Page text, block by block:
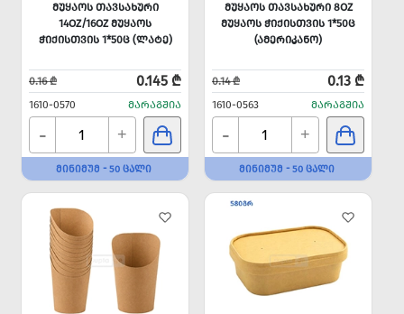
ᲛᲣᲧᲐᲝᲡ ᲗᲐᲕᲡᲐᲮᲣᲠᲘ
14OZ/16OZ ᲛᲣᲧᲐᲝᲡ
ᲭᲘᲥᲘᲡᲗᲕᲘᲡ 1*50Ც (ᲚᲐᲢᲔ)
0.16 ₾ 0.145 ₾
1610-0570 ᲛᲐᲠᲐᲒᲨᲘᲐ
- +
ᲛᲘᲜᲘᲛᲣᲛ - 50 ᲪᲐᲚᲘ
ᲛᲣᲧᲐᲝᲡ ᲗᲐᲕᲡᲐᲮᲣᲠᲘ 8OZ
ᲛᲣᲧᲐᲝᲡ ᲭᲘᲥᲘᲡᲗᲕᲘᲡ 1*50Ც
(ᲐᲛᲔᲠᲘᲙᲐᲜᲝ)
0.14 ₾ 0.13 ₾
1610-0563 ᲛᲐᲠᲐᲒᲨᲘᲐ
- +
ᲛᲘᲜᲘᲛᲣᲛ - 50 ᲪᲐᲚᲘ